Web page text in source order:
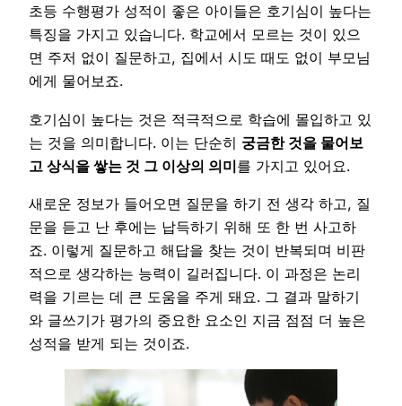
초등 수행평가 성적이 좋은 아이들은 호기심이 높다는
특징을 가지고 있습니다. 학교에서 모르는 것이 있으
면 주저 없이 질문하고, 집에서 시도 때도 없이 부모님
에게 물어보죠.
호기심이 높다는 것은 적극적으로 학습에 몰입하고 있
는 것을 의미합니다. 이는 단순히 궁금한 것을 물어보
고 상식을 쌓는 것 그 이상의 의미를 가지고 있어요.
새로운 정보가 들어오면 질문을 하기 전 생각 하고, 질
문을 듣고 난 후에는 납득하기 위해 또 한 번 사고하
죠. 이렇게 질문하고 해답을 찾는 것이 반복되며 비판
적으로 생각하는 능력이 길러집니다. 이 과정은 논리
력을 기르는 데 큰 도움을 주게 돼요. 그 결과 말하기
와 글쓰기가 평가의 중요한 요소인 지금 점점 더 높은
성적을 받게 되는 것이죠.